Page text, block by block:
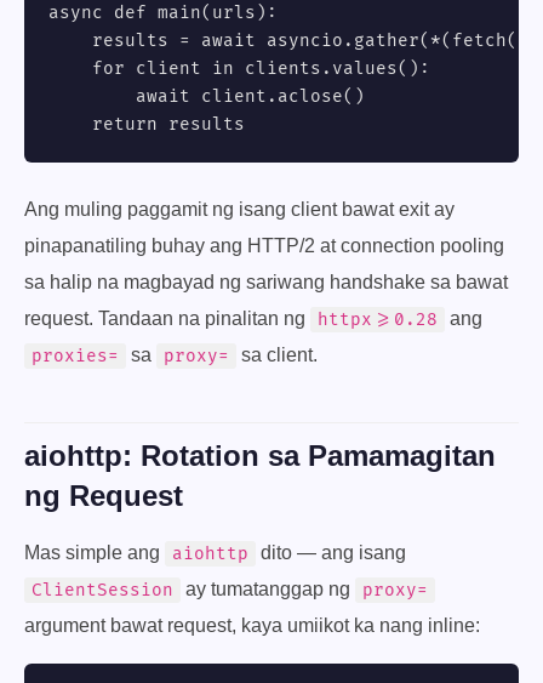
async def main(urls):
results = await
    for client in clients.values():
        await client.aclose()
    return results
Ang muling paggamit ng isang client bawat exit ay
pinapanatiling buhay ang HTTP/2 at connection pooling
sa halip na magbayad ng sariwang handshake sa bawat
request. Tandaan na pinalitan ng
httpx>=0.28
ang
proxies=
sa proxy= sa client.
aiohttp: Rotation sa Pamamagitan
ng Request
Mas simple ang aiohttp
dito — ang isang
ClientSession
ay tumatanggap ng
proxy=
argument bawat request, kaya umiikot ka nang inline: